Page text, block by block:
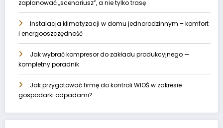
zaplanować „scenariusz”, a nie tylko trasę
Instalacja klimatyzacji w domu jednorodzinnym – komfort
i energooszczędność
Jak wybrać kompresor do zakładu produkcyjnego —
kompletny poradnik
Jak przygotować firmę do kontroli WIOŚ w zakresie
gospodarki odpadami?